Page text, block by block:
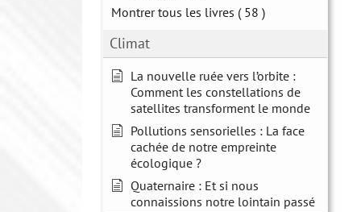
Montrer tous les livres ( 58 )
Climat
La nouvelle ruée vers l’orbite :
Comment les constellations de
satellites transforment le monde
Pollutions sensorielles : La face
cachée de notre empreinte
écologique ?
Quaternaire : Et si nous
connaissions notre lointain passé